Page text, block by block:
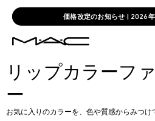
価格改定のお知らせ | 2026
リップカラーフ
ー
お気に入りのカラーを、色や質感からみつけ